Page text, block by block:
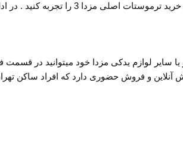
تجربه کنید . در ادامه راه های ارتباطی با
عزیز برای خرید ترموستات مزدا ۳ و یا سایر لوازم
آنلاین و فروش حضوری دارد که افراد ساکن